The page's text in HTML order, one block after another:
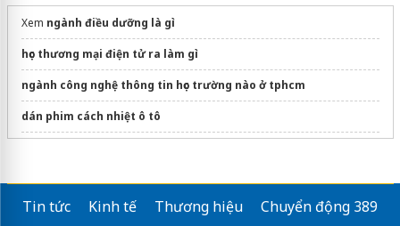
Xem ngành điều dưỡng là gì
học thương mại điện tử ra làm gì
ngành công nghệ thông tin học trường nào ở tphcm
dán phim cách nhiệt ô tô
Du học Mỹ
Tin tức Kinh tế Thương hiệu
Chuyển động 389